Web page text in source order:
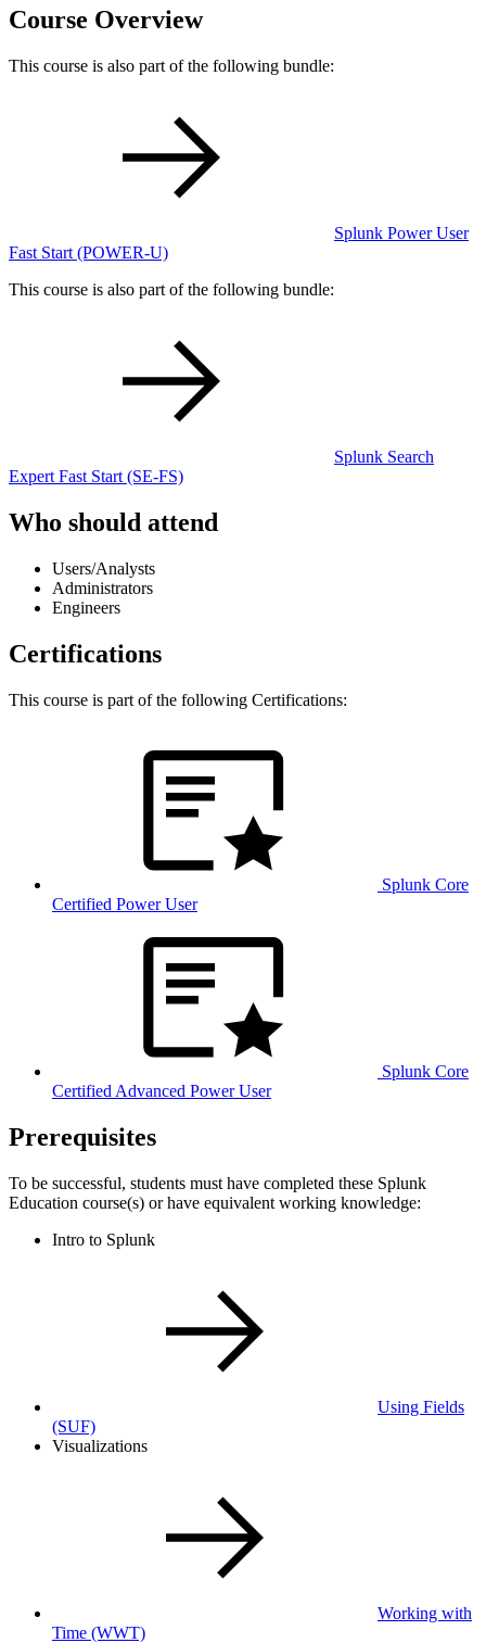
Course Overview
This course is also part of the following bundle:
Splunk Power User
Fast Start (POWER-U)
This course is also part of the following bundle:
Splunk Search
Expert Fast Start (SE-FS)
Who should attend
Users/Analysts
Administrators
Engineers
Certifications
This course is part of the following Certifications:
Splunk Core
Certified Power User
Splunk Core
Certified Advanced Power User
Prerequisites
To be successful, students must have completed these Splunk
Education course(s) or have equivalent working knowledge:
Intro to Splunk
Using Fields
(SUF)
Visualizations
Working with
Time (WWT)